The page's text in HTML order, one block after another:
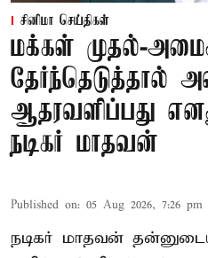
சினிமா செய்திகள்
மக்கள் முதல்-
தேர்ந்தெடுத்தால்
ஆதரவளிப்பது
நடிகர் மாதவன்
Published on: 05 Aug 2026, 7:26 pm
நடிகர் மாதவன்